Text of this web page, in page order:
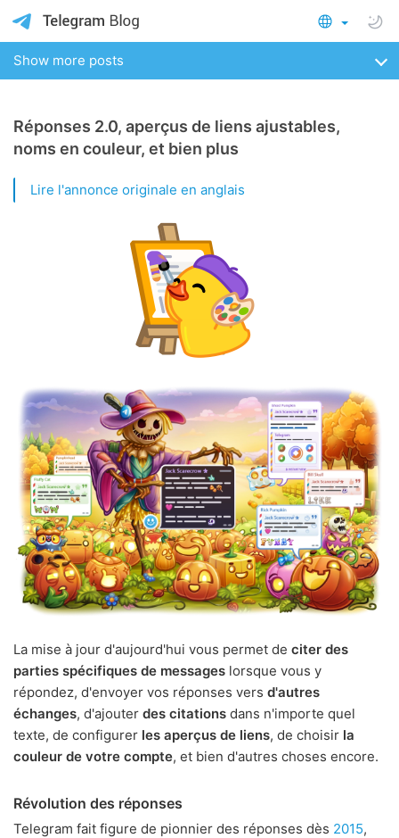
Show more posts
Réponses 2.0, aperçus de liens ajustables,
noms en couleur, et bien plus
Lire l'annonce originale en anglais
La mise à jour d'aujourd'hui vous permet de citer des
parties spécifiques de messages lorsque vous y
répondez, d'envoyer vos réponses vers d'autres
échanges, d'ajouter des citations dans n'importe quel
texte, de configurer les aperçus de liens, de choisir la
couleur de votre compte, et bien d'autres choses encore.
Révolution des réponses
Telegram fait figure de pionnier des réponses dès 2015,